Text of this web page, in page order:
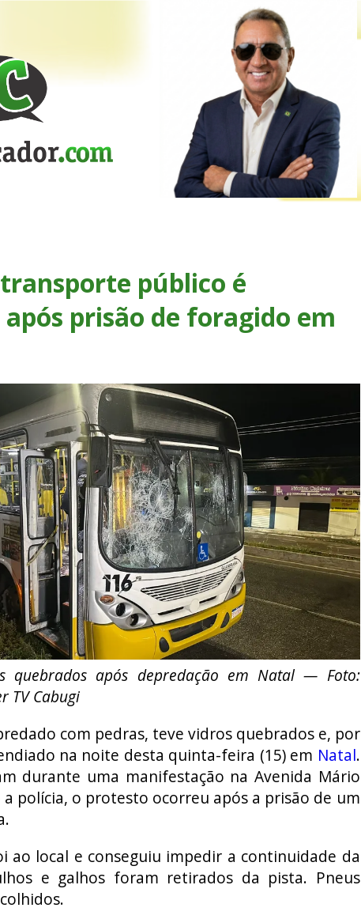
público é
prisão de foragido em
quebrados após depredação em Natal — Foto:
TV Cabugi
com pedras, teve vidros quebrados e, por
na noite desta quinta-feira (15) em Natal.
durante uma manifestação na Avenida Mário
a polícia, o protesto ocorreu após a prisão de um
ao local e conseguiu impedir a continuidade da
e galhos foram retirados da pista. Pneus